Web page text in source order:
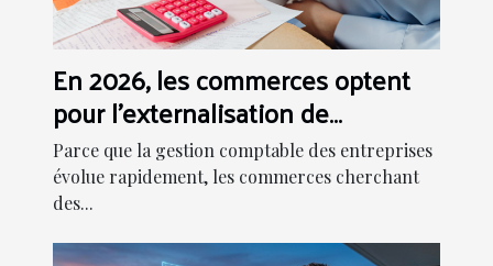
En 2026, les commerces optent
pour l'externalisation de
comptabilité !
Parce que la gestion comptable des entreprises
évolue rapidement, les commerces cherchant
des...